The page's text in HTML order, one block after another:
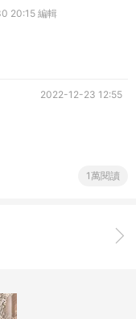
20:15 編輯
2022-12-23 12:55
1萬閱讀